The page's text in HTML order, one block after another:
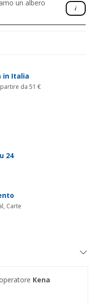
un albero
in Italia
da 51 €
24
Carte
operatore Kena